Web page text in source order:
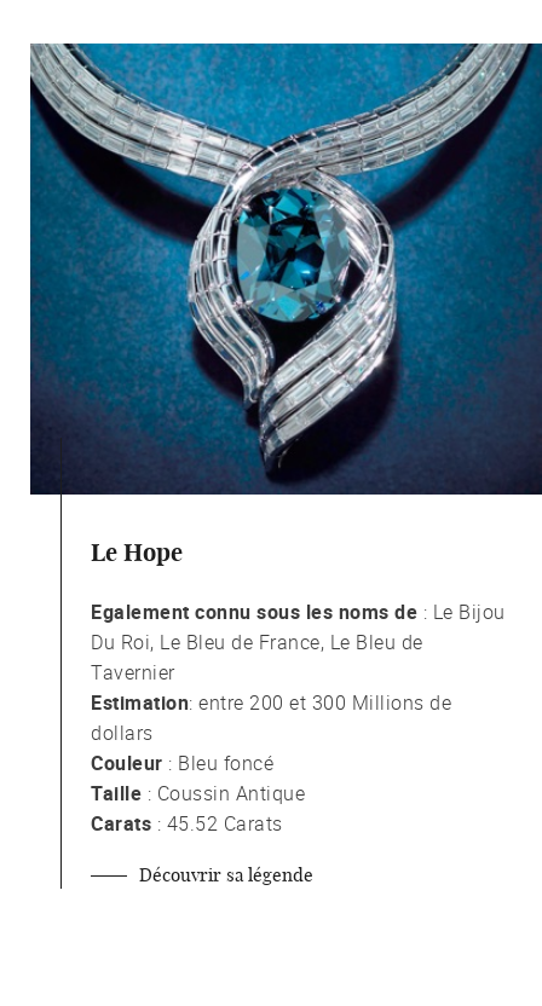
Le Hope
Egalement connu sous les noms de : Le Bijou
Du Roi, Le Bleu de France, Le Bleu de
Tavernier
Estimation: entre 200 et 300 Millions de
dollars
Couleur : Bleu foncé
Taille : Coussin Antique
Carats : 45.52 Carats
Découvrir sa légende